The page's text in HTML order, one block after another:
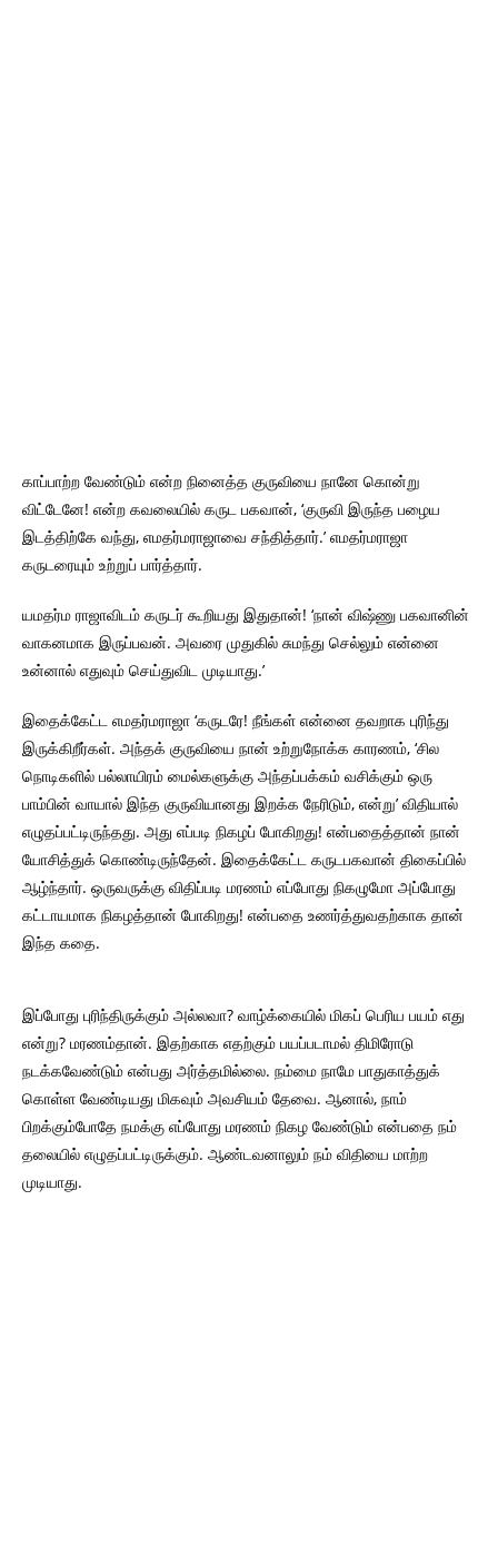
காப்பாற்ற வேண்டும் என்ற நினைத்த குருவியை நானே கொன்று
விட்டேனே! என்ற கவலையில் கருட பகவான், ‘குருவி இருந்த பழைய
இடத்திற்கே வந்து, எமதர்மராஜாவை சந்தித்தார்.’ எமதர்மராஜா
கருடரையும் உற்றுப் பார்த்தார்.
யமதர்ம ராஜாவிடம் கருடர் கூறியது இதுதான்! ‘நான் விஷ்ணு பகவானின்
வாகனமாக இருப்பவன். அவரை முதுகில் சுமந்து செல்லும் என்னை
உன்னால் எதுவும் செய்துவிட முடியாது.’
இதைக்கேட்ட எமதர்மராஜா ‘கருடரே! நீங்கள் என்னை தவறாக புரிந்து
இருக்கிறீர்கள். அந்தக் குருவியை நான் உற்றுநோக்க காரணம், ‘சில
நொடிகளில் பல்லாயிரம் மைல்களுக்கு அந்தப்பக்கம் வசிக்கும் ஒரு
பாம்பின் வாயால் இந்த குருவியானது இறக்க நேரிடும், என்று’ விதியால்
எழுதப்பட்டிருந்தது. அது எப்படி நிகழப் போகிறது! என்பதைத்தான் நான்
யோசித்துக் கொண்டிருந்தேன். இதைக்கேட்ட கருடபகவான் திகைப்பில்
ஆழ்ந்தார். ஒருவருக்கு விதிப்படி மரணம் எப்போது நிகழுமோ அப்போது
கட்டாயமாக நிகழத்தான் போகிறது! என்பதை உணர்த்துவதற்காக தான்
இந்த கதை.
இப்போது புரிந்திருக்கும் அல்லவா? வாழ்க்கையில் மிகப் பெரிய பயம் எது
என்று? மரணம்தான். இதற்காக எதற்கும் பயப்படாமல் திமிரோடு
நடக்கவேண்டும் என்பது அர்த்தமில்லை. நம்மை நாமே பாதுகாத்துக்
கொள்ள வேண்டியது மிகவும் அவசியம் தேவை. ஆனால், நாம்
பிறக்கும்போதே நமக்கு எப்போது மரணம் நிகழ வேண்டும் என்பதை நம்
தலையில் எழுதப்பட்டிருக்கும். ஆண்டவனாலும் நம் விதியை மாற்ற
முடியாது.